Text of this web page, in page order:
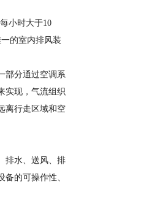
小时大于10
的室内排风装
部分通过空调系
实现，气流组织
离行走区域和空
排水、送风、排
的可操作性、